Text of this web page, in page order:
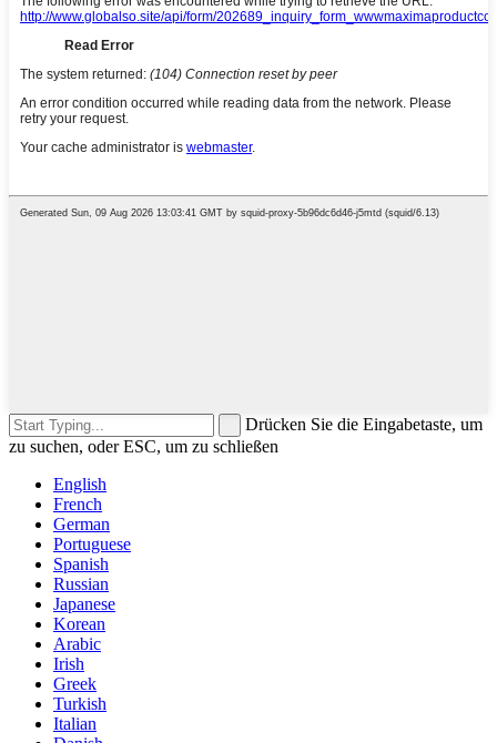
Drücken Sie die Eingabetaste, um
zu suchen, oder ESC, um zu schließen
English
French
German
Portuguese
Spanish
Russian
Japanese
Korean
Arabic
Irish
Greek
Turkish
Italian